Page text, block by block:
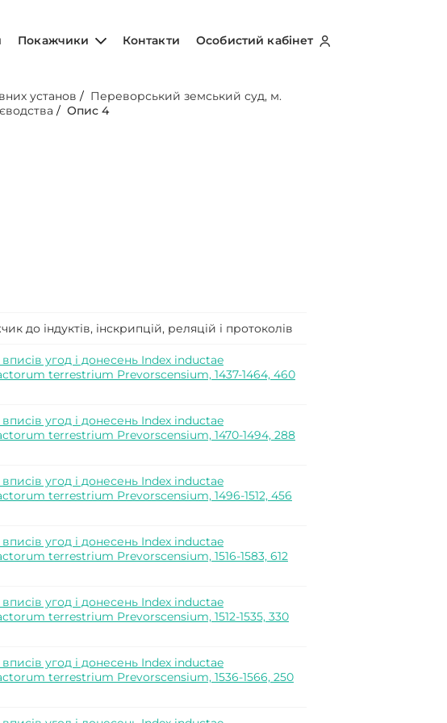
Покажчики Контакти Особистий кабінет
установ / Переворський земський суд, м.
/Опис 4
до індуктів, інскрипцій, реляцій і протоколів
угод і донесень Index inductae
terrestrium Prevorscensium, 1437-1464, 460
угод і донесень Index inductae
terrestrium Prevorscensium, 1470-1494, 288
угод і донесень Index inductae
terrestrium Prevorscensium, 1496-1512, 456
угод і донесень Index inductae
terrestrium Prevorscensium, 1516-1583, 612
угод і донесень Index inductae
terrestrium Prevorscensium, 1512-1535, 330
угод і донесень Index inductae
terrestrium Prevorscensium, 1536-1566, 250